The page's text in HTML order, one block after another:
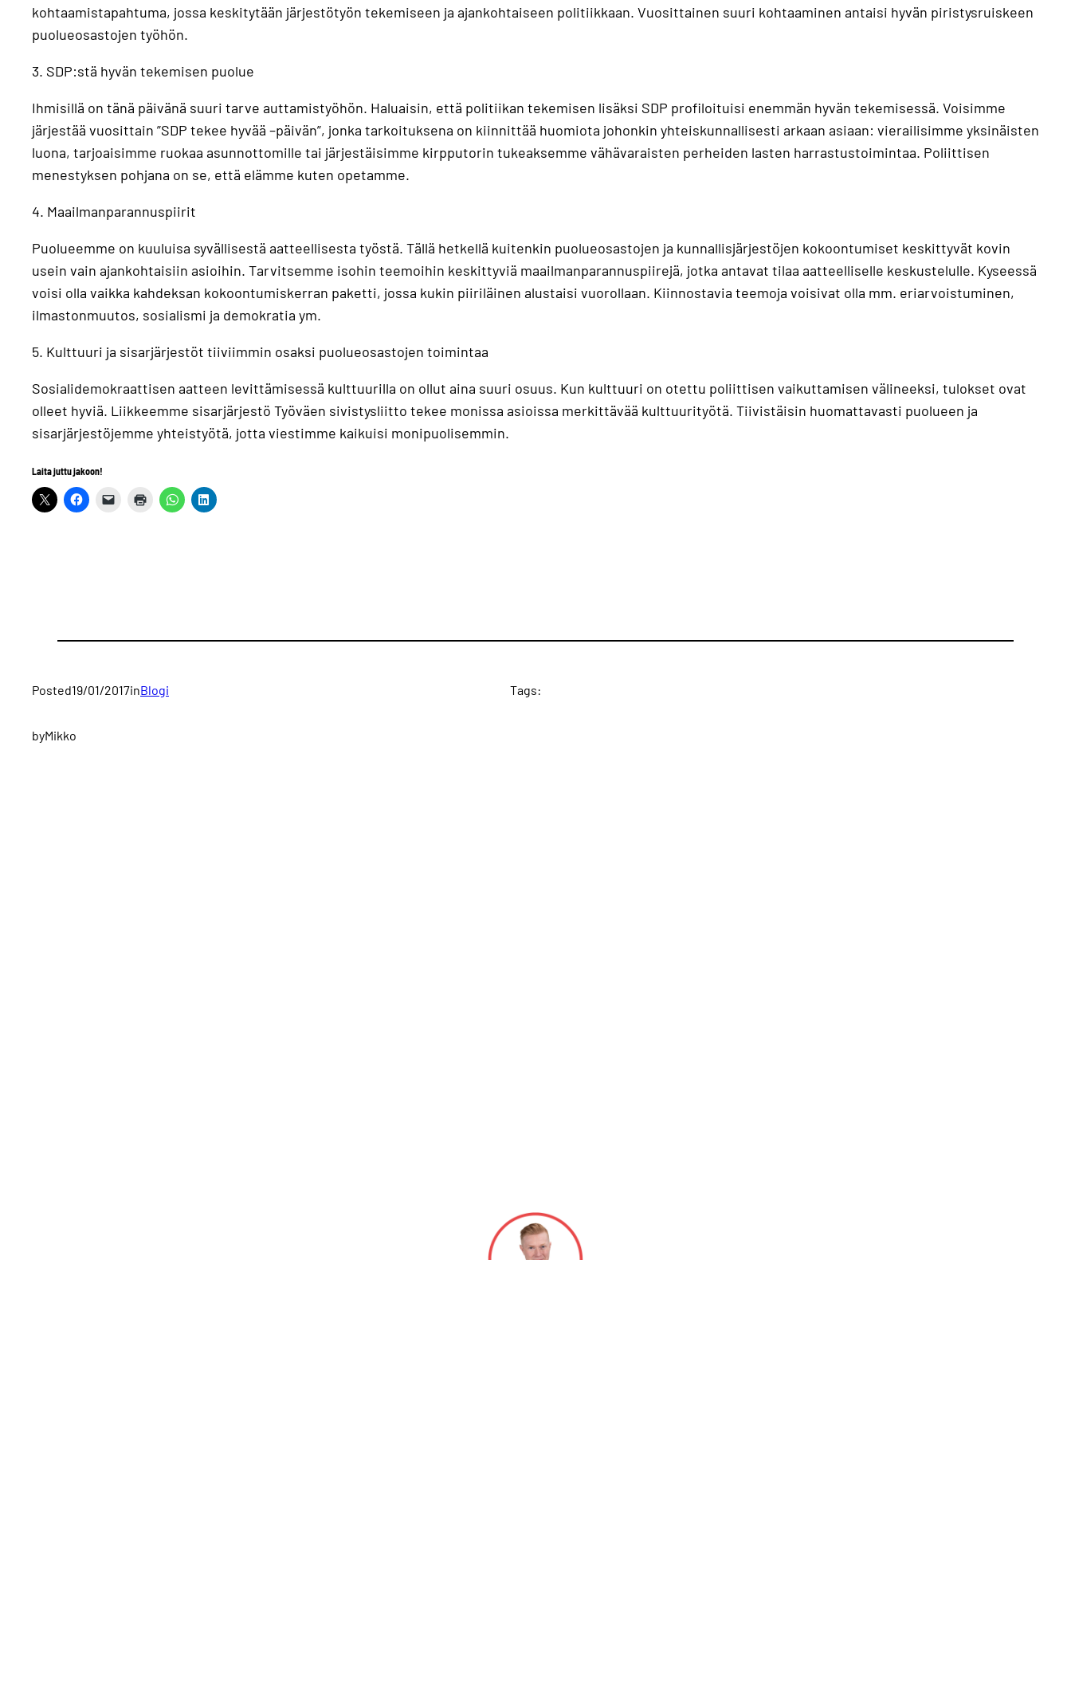
kohtaamistapahtuma, jossa keskitytään järjestötyön tekemiseen ja ajankohtaiseen politiikkaan. Vuosittainen suuri kohtaaminen antaisi hyvän piristysruiskeen
puolueosastojen työhön.
3. SDP:stä hyvän tekemisen puolue
Ihmisillä on tänä päivänä suuri tarve auttamistyöhön. Haluaisin, että politiikan tekemisen lisäksi SDP profiloituisi enemmän hyvän tekemisessä. Voisimme
järjestää vuosittain ”SDP tekee hyvää –päivän”, jonka tarkoituksena on kiinnittää huomiota johonkin yhteiskunnallisesti arkaan asiaan: vierailisimme yksinäisten
luona, tarjoaisimme ruokaa asunnottomille tai järjestäisimme kirpputorin tukeaksemme vähävaraisten perheiden lasten harrastustoimintaa. Poliittisen
menestyksen pohjana on se, että elämme kuten opetamme.
4. Maailmanparannuspiirit
Puolueemme on kuuluisa syvällisestä aatteellisesta työstä. Tällä hetkellä kuitenkin puolueosastojen ja kunnallisjärjestöjen kokoontumiset keskittyvät kovin
usein vain ajankohtaisiin asioihin. Tarvitsemme isohin teemoihin keskittyviä maailmanparannuspiirejä, jotka antavat tilaa aatteelliselle keskustelulle. Kyseessä
voisi olla vaikka kahdeksan kokoontumiskerran paketti, jossa kukin piiriläinen alustaisi vuorollaan. Kiinnostavia teemoja voisivat olla mm. eriarvoistuminen,
ilmastonmuutos, sosialismi ja demokratia ym.
5. Kulttuuri ja sisarjärjestöt tiiviimmin osaksi puolueosastojen toimintaa
Sosialidemokraattisen aatteen levittämisessä kulttuurilla on ollut aina suuri osuus. Kun kulttuuri on otettu poliittisen vaikuttamisen välineeksi, tulokset ovat
olleet hyviä. Liikkeemme sisarjärjestö Työväen sivistysliitto tekee monissa asioissa merkittävää kulttuurityötä. Tiivistäisin huomattavasti puolueen ja
sisarjärjestöjemme yhteistyötä, jotta viestimme kaikuisi monipuolisemmin.
Laita juttu jakoon!
Posted19/01/2017inBlogi
byMikko
Tags: